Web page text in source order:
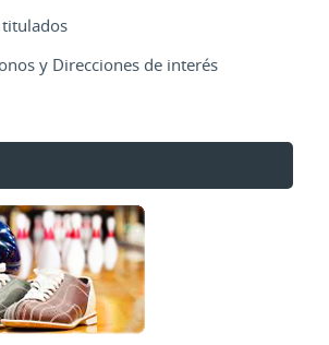
titulados
y Direcciones de interés